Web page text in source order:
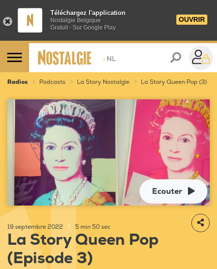
Téléchargez l'application
Nostalgie Belgique
Gratuit - Sur Google Play
OUVRIR
> NL
Radios Podcasts La Story Nostalgie La Story Queen Pop (3)
Ecouter
19 septembre 2022 5 min 50 sec
La Story Queen Pop
(Episode 3)